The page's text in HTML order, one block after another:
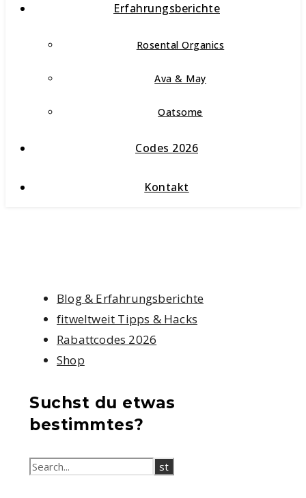
Erfahrungsberichte
Rosental Organics
Ava & May
Oatsome
Codes 2026
Kontakt
Blog & Erfahrungsberichte
fitweltweit Tipps & Hacks
Rabattcodes 2026
Shop
Suchst du etwas
bestimmtes?